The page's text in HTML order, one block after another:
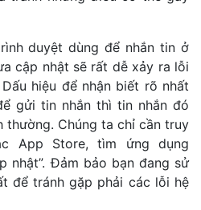
duyệt dùng để nhắn tin ở
cập nhật sẽ rất dễ xảy ra lỗi
hiệu để nhận biết rõ nhất
gửi tin nhắn thì tin nhắn đó
thường. Chúng ta chỉ cần truy
App Store, tìm ứng dụng
nhật”. Đảm bảo bạn đang sử
để tránh gặp phải các lỗi hệ